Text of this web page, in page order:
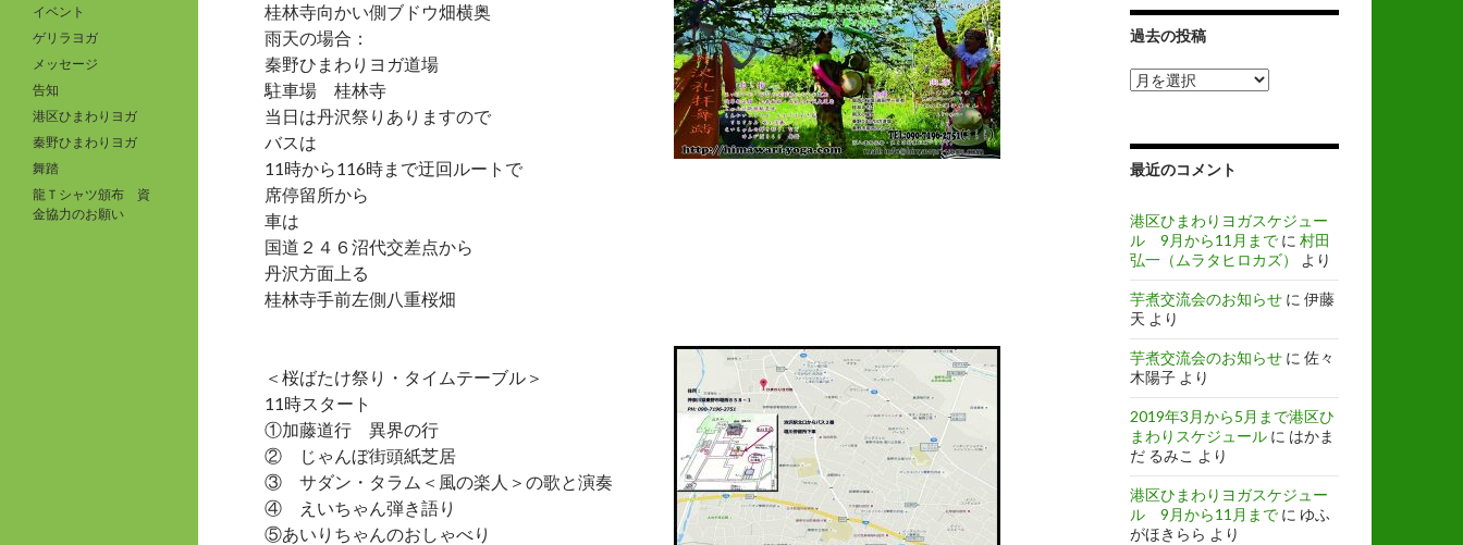
桂林寺向かい側ブドウ畑横奥
雨天の場合：
秦野ひまわりヨガ道場
駐車場 桂林寺
当日は丹沢祭りありますので
バスは
11時から116時まで迂回ルートで
席停留所から
車は
国道２４６沼代交差点から
丹沢方面上る
桂林寺手前左側八重桜畑
＜桜ばたけ祭り・タイムテーブル＞
11時スタート
①加藤道行 異界の行
② じゃんぼ街頭紙芝居
③ サダン・タラム＜風の楽人＞の歌と演奏
④ えいちゃん弾き語り
⑤あいりちゃんのおしゃべり
過去の投稿
過
去
最近のコメント
港区ひまわりヨガスケジュー
ル 9月から11月まで に 村田
弘一（ムラタヒロカズ）
より
芋煮交流会のお知らせ に 伊藤
天 より
芋煮交流会のお知らせ に 佐々
木陽子 より
2019年3月から5月まで港区ひ
まわりスケジュール に はかま
だ るみこ より
港区ひまわりヨガスケジュー
ル 9月から11月まで に ゆふ
がほきらら より
イベント
ゲリラヨガ
メッセージ
告知
港区ひまわりヨガ
秦野ひまわりヨガ
舞踏
龍Ｔシャツ頒布 資
金協力のお願い